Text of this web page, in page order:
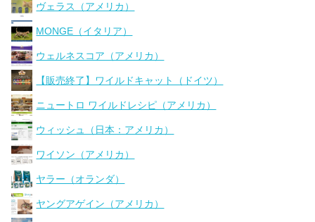
ヴェラス（アメリカ）
MONGE（イタリア）
ウェルネスコア（アメリカ）
【販売終了】ワイルドキャット（ドイツ）
ニュートロ ワイルドレシピ（アメリカ）
ウィッシュ（日本：アメリカ）
ワイソン（アメリカ）
ヤラー（オランダ）
ヤングアゲイン（アメリカ）